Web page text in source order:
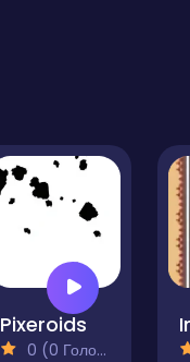
Pixeroids
0 (0 Голосів)